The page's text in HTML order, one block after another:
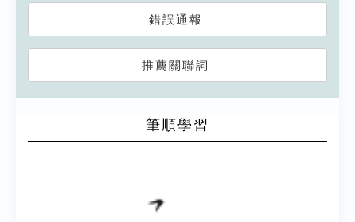
錯誤通報
推薦關聯詞
筆順學習